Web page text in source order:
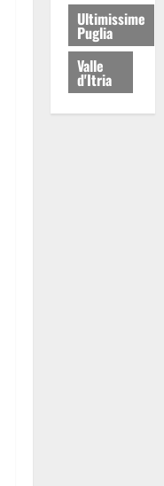
Ultimissime
Puglia
Valle
d'Itria